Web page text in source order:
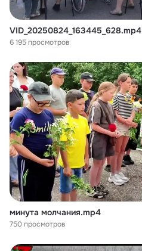
VID_20250824_163445_628.mp4
6 195 просмотров
минута молчания.mp4
750 просмотров